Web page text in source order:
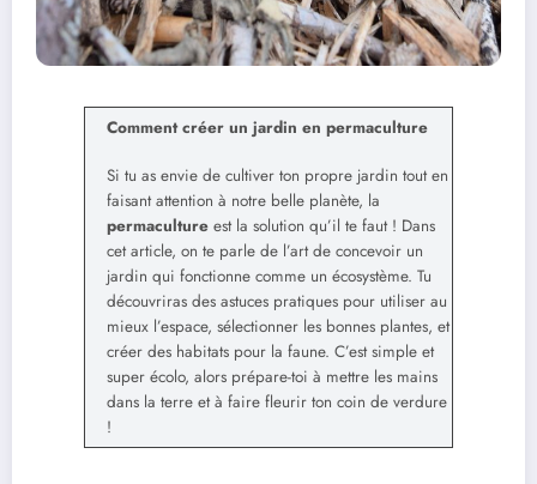
Comment créer un jardin en permaculture
Si tu as envie de cultiver ton propre jardin tout en
faisant attention à notre belle planète, la
permaculture est la solution qu’il te faut ! Dans
cet article, on te parle de l’art de concevoir un
jardin qui fonctionne comme un écosystème. Tu
découvriras des astuces pratiques pour utiliser au
mieux l’espace, sélectionner les bonnes plantes, et
créer des habitats pour la faune. C’est simple et
super écolo, alors prépare-toi à mettre les mains
dans la terre et à faire fleurir ton coin de verdure
!